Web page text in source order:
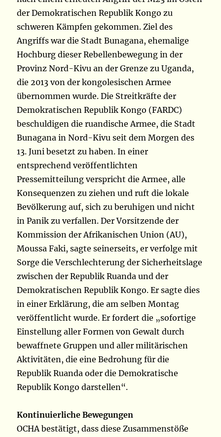
der Demokratischen Republik Kongo zu
schweren Kämpfen gekommen. Ziel des
Angriffs war die Stadt Bunagana, ehemalige
Hochburg dieser Rebellenbewegung in der
Provinz Nord-Kivu an der Grenze zu Uganda,
die 2013 von der kongolesischen Armee
übernommen wurde. Die Streitkräfte der
Demokratischen Republik Kongo (FARDC)
beschuldigen die ruandische Armee, die Stadt
Bunagana in Nord-Kivu seit dem Morgen des
13. Juni besetzt zu haben. In einer
entsprechend veröffentlichten
Pressemitteilung verspricht die Armee, alle
Konsequenzen zu ziehen und ruft die lokale
Bevölkerung auf, sich zu beruhigen und nicht
in Panik zu verfallen. Der Vorsitzende der
Kommission der Afrikanischen Union (AU),
Moussa Faki, sagte seinerseits, er verfolge mit
Sorge die Verschlechterung der Sicherheitslage
zwischen der Republik Ruanda und der
Demokratischen Republik Kongo. Er sagte dies
in einer Erklärung, die am selben Montag
veröffentlicht wurde. Er fordert die „sofortige
Einstellung aller Formen von Gewalt durch
bewaffnete Gruppen und aller militärischen
Aktivitäten, die eine Bedrohung für die
Republik Ruanda oder die Demokratische
Republik Kongo darstellen“.
Kontinuierliche Bewegungen
OCHA bestätigt, dass diese Zusammenstöße